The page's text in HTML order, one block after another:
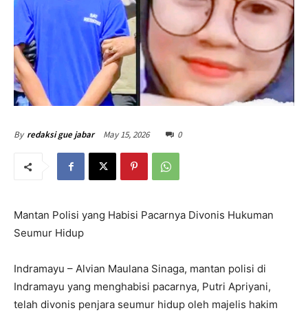
By redaksi gue jabar May 15, 2026 0
Mantan Polisi yang Habisi Pacarnya Divonis Hukuman
Seumur Hidup
Indramayu – Alvian Maulana Sinaga, mantan polisi di
Indramayu yang menghabisi pacarnya, Putri Apriyani,
telah divonis penjara seumur hidup oleh majelis hakim